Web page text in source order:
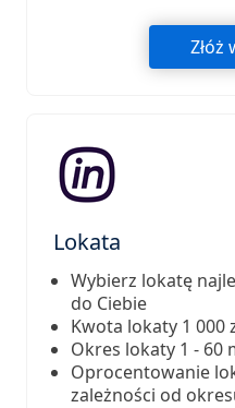
Złóż
Lokata
Wybierz lokatę
do Ciebie
Kwota lokaty 1 000
Okres lokaty 1 - 60
Oprocentowanie
zależności od